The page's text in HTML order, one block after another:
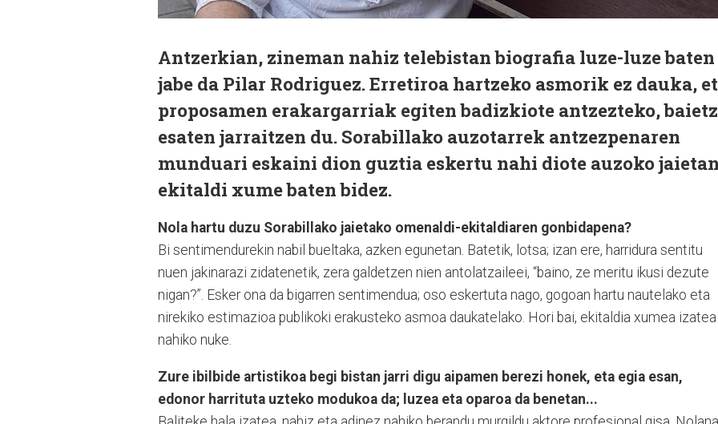
Antzerkian, zineman nahiz telebistan biografia luze-luze baten
jabe da Pilar Rodriguez. Erretiroa hartzeko asmorik ez dauka,
proposamen erakargarriak egiten badizkiote antzezteko, baietz
esaten jarraitzen du. Sorabillako auzotarrek antzezpenaren
munduari eskaini dion guztia eskertu nahi diote auzoko
ekitaldi xume baten bidez.
Nola hartu duzu Sorabillako jaietako omenaldi-ekitaldiaren gonbidapena?
Bi sentimendurekin nabil bueltaka, azken egunetan. Batetik, lotsa; izan ere, harridura sentitu
nuen jakinarazi zidatenetik, zera galdetzen nien antolatzaileei, “baino, ze meritu ikusi dezute
nigan?”. Esker ona da bigarren sentimendua; oso eskertuta nago, gogoan hartu nautelako eta
nirekiko estimazioa publikoki erakusteko asmoa daukatelako. Hori bai, ekitaldia xumea izatea
nahiko nuke.
Zure ibilbide artistikoa begi bistan jarri digu aipamen berezi honek, eta egia esan,
edonor harrituta uzteko modukoa da; luzea eta oparoa da benetan...